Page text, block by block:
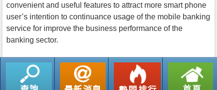
convenient and useful features to attract more smart phone
user’s intention to continuance usage of the mobile banking
service for improve the business performance of the
banking sector.
返回列表